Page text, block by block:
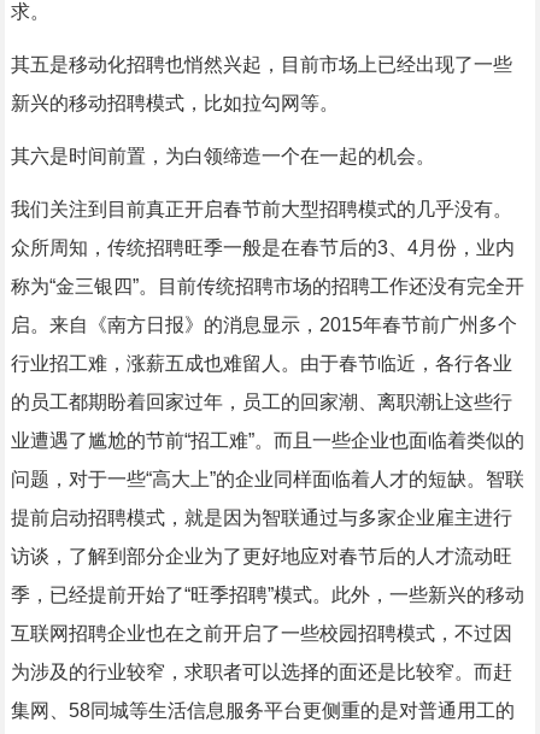
求。
其五是移动化招聘也悄然兴起，目前市场上已经出现了一些
新兴的移动招聘模式，比如拉勾网等。
其六是时间前置，为白领缔造一个在一起的机会。
我们关注到目前真正开启春节前大型招聘模式的几乎没有。
众所周知，传统招聘旺季一般是在春节后的3、4月份，业内
称为“金三银四”。目前传统招聘市场的招聘工作还没有完全开
启。来自《南方日报》的消息显示，2015年春节前广州多个
行业招工难，涨薪五成也难留人。由于春节临近，各行各业
的员工都期盼着回家过年，员工的回家潮、离职潮让这些行
业遭遇了尴尬的节前“招工难”。而且一些企业也面临着类似的
问题，对于一些“高大上”的企业同样面临着人才的短缺。智联
提前启动招聘模式，就是因为智联通过与多家企业雇主进行
访谈，了解到部分企业为了更好地应对春节后的人才流动旺
季，已经提前开始了“旺季招聘”模式。此外，一些新兴的移动
互联网招聘企业也在之前开启了一些校园招聘模式，不过因
为涉及的行业较窄，求职者可以选择的面还是比较窄。而赶
集网、58同城等生活信息服务平台更侧重的是对普通用工的